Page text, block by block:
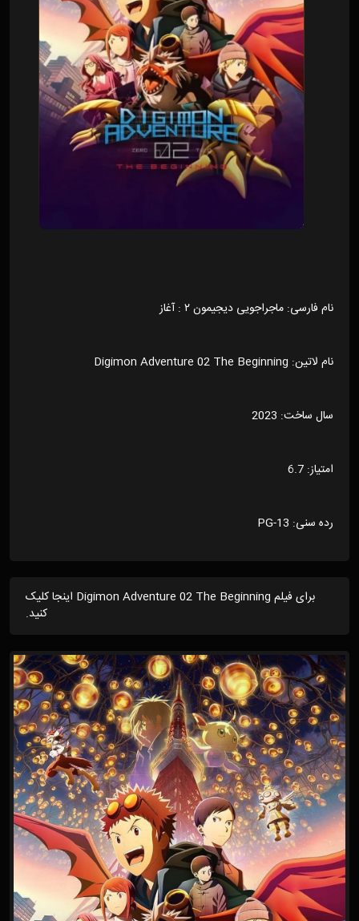
نام فارسی: ماجراجویی دیجیمون ۲ : آغاز
نام لاتین: Digimon Adventure 02 The Beginning
سال ساخت: 2023
امتیاز: 6.7
رده سنی: PG-13
برای فیلم Digimon Adventure 02 The Beginning اینجا کلیک
کنید.